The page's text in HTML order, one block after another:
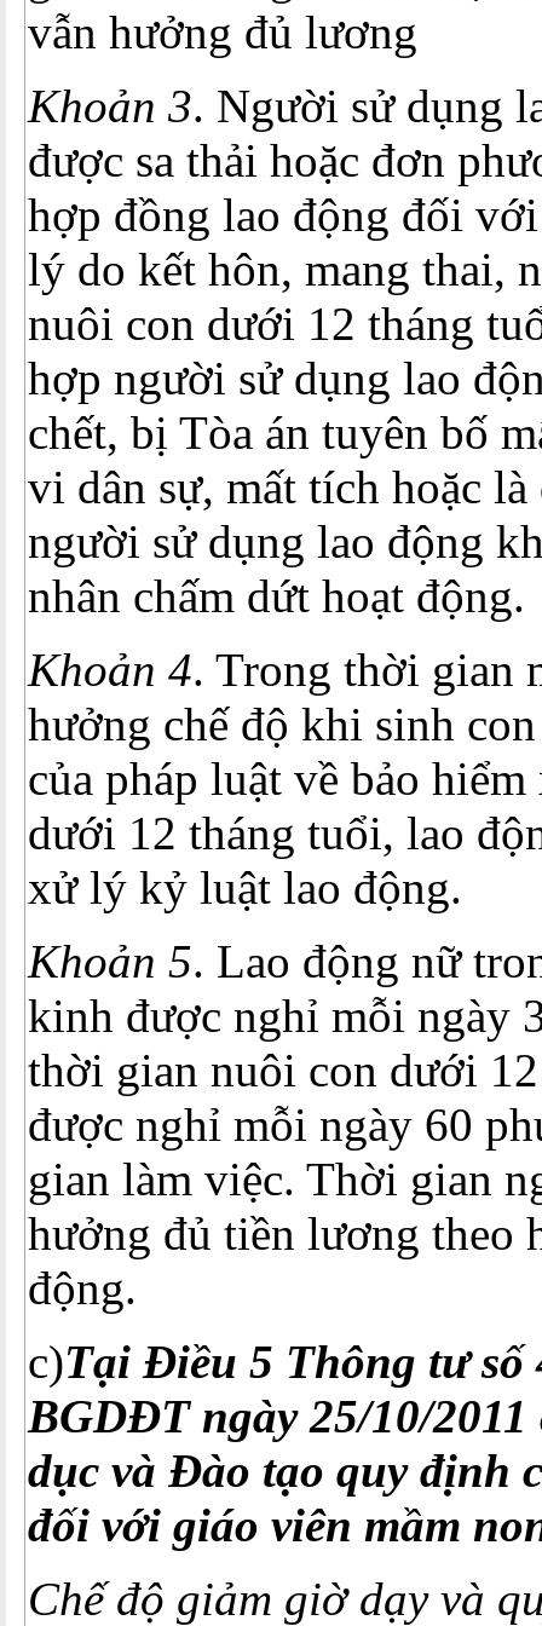
vẫn hưởng đủ lương
Khoản 3. Người sử dụng
được sa thải hoặc đơn
hợp đồng lao động đối
lý do kết hôn, mang thai,
nuôi con dưới 12 tháng
hợp người sử dụng lao
chết, bị Tòa án tuyên bố
vi dân sự, mất tích hoặc là
người sử dụng lao động
nhân chấm dứt hoạt động.
Khoản 4. Trong thời gian
hưởng chế độ khi sinh
của pháp luật về bảo
dưới 12 tháng tuổi, lao
xử lý kỷ luật lao động.
Khoản 5. Lao động nữ
kinh được nghỉ mỗi ngày
thời gian nuôi con dưới
được nghỉ mỗi ngày 60
gian làm việc. Thời gian
hưởng đủ tiền lương theo
động.
c)Tại Điều 5 Thông tư số
BGDĐT ngày 25/10/2011
dục và Đào tạo quy định
đối với giáo viên mầm
Chế độ giảm giờ dạy và